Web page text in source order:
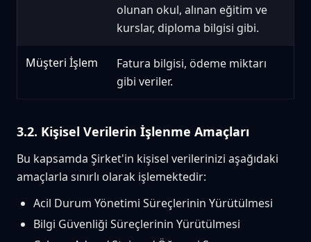
olunan okul, alınan eğitim ve
kurslar, diploma bilgisi gibi.
Müşteri İşlem
Fatura bilgisi, ödeme miktarı
gibi veriler.
3.2. Kişisel Verilerin İşlenme Amaçları
Bu kapsamda Şirket'in kişisel verilerinizi aşağıdaki
amaçlarla sınırlı olarak işlemektedir:
Acil Durum Yönetimi Süreçlerinin Yürütülmesi
Bilgi Güvenliği Süreçlerinin Yürütülmesi